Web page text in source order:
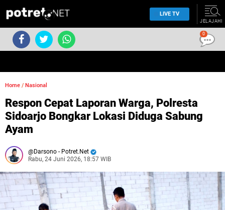
LIVE TV
JELAJAHI
Home / Nasional
Respon Cepat Laporan Warga, Polresta
Sidoarjo Bongkar Lokasi Diduga Sabung
Ayam
Darsono - Potret.Net
Rabu, 24 Juni 2026, 18:57 WIB
0